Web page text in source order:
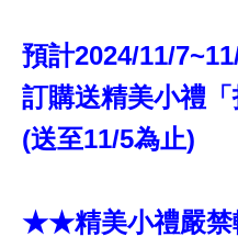
預計2024/11/
訂購送精美小禮「
(送至11/5為止)
★★精美小禮嚴